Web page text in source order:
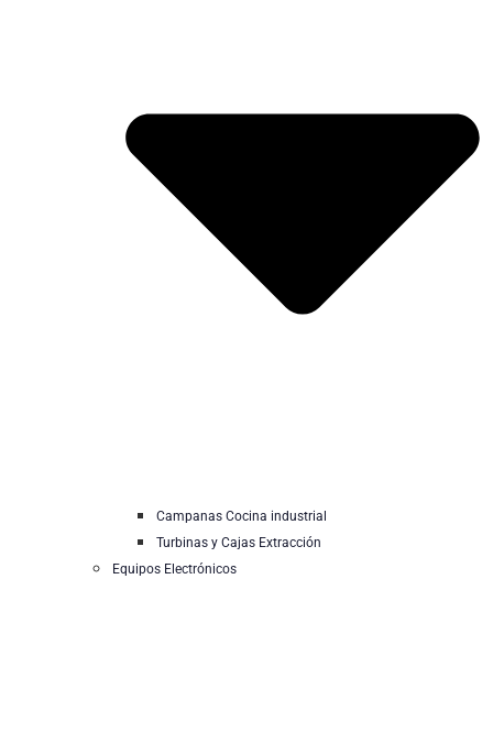
Campanas Cocina industrial
Turbinas y Cajas Extracción
Equipos Electrónicos